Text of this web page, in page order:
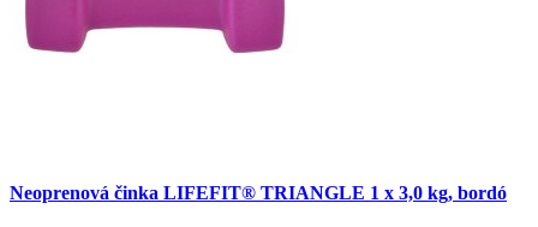
Neoprenová činka LIFEFIT® TRIANGLE 1 x 3,0 kg, bordó